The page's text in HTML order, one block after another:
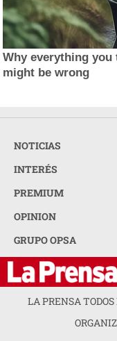
Why everything
might be wrong
NOTICIAS
INTERÉS
PREMIUM
OPINION
GRUPO OPSA
LA PRENSA TODOS